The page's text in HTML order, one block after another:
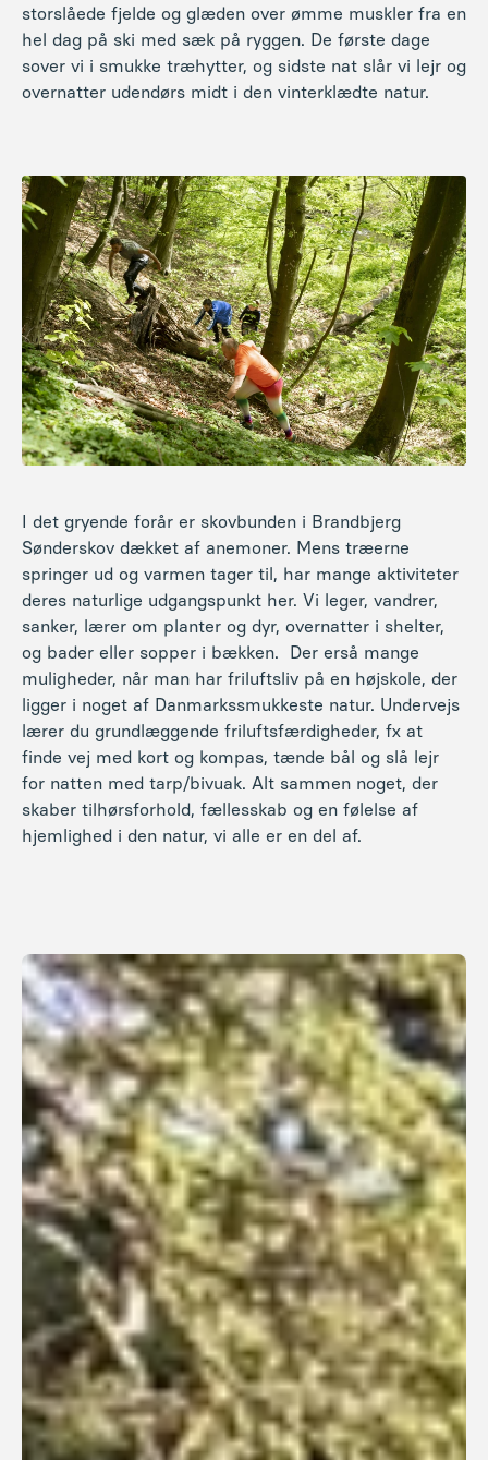
storslåede fjelde og glæden over ømme muskler fra en
hel dag på ski med sæk på ryggen. De første dage
sover vi i smukke træhytter, og sidste nat slår vi lejr og
overnatter udendørs midt i den vinterklædte natur.
I det gryende forår er skovbunden i Brandbjerg
Sønderskov dækket af anemoner. Mens træerne
springer ud og varmen tager til, har mange aktiviteter
deres naturlige udgangspunkt her. Vi leger, vandrer,
sanker, lærer om planter og dyr, overnatter i shelter,
og bader eller sopper i bækken.
Der erså mange
muligheder, når man har friluftsliv på en højskole, der
ligger i noget af Danmarkssmukkeste natur. Undervejs
lærer du grundlæggende friluftsfærdigheder, fx at
finde vej med kort og kompas, tænde bål og slå lejr
for natten med tarp/bivuak. Alt sammen noget, der
skaber tilhørsforhold, fællesskab og en følelse af
hjemlighed i den natur, vi alle er en del af.